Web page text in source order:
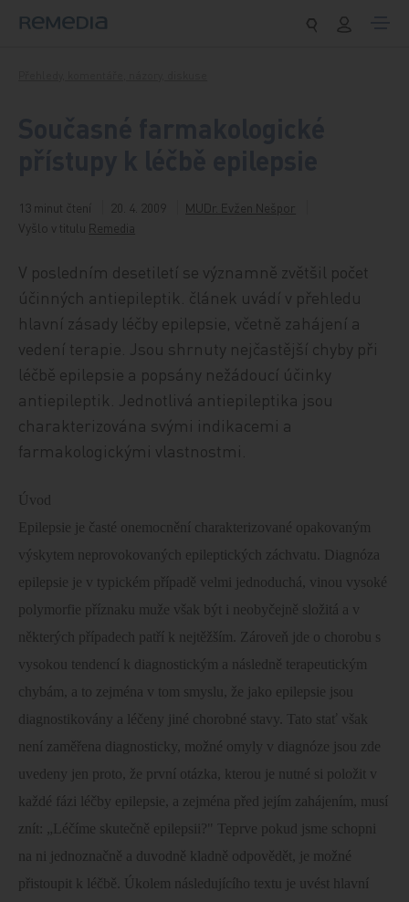
13 minut čtení 20. 4. 2009
MUDr. Evžen Nešpor
Vyšlo v titulu Remedia
V posledním desetiletí se významně zvětšil počet
účinných antiepileptik. článek uvádí v přehledu
hlavní zásady léčby epilepsie, včetně zahájení a
vedení terapie. Jsou shrnuty nejčastější chyby při
léčbě epilepsie a popsány nežádoucí účinky
antiepileptik. Jednotlivá antiepileptika jsou
charakterizována svými indikacemi a
farmakologickými vlastnostmi.
Úvod
Epilepsie je časté onemocnění charakterizované opakovaným
výskytem neprovokovaných epileptických záchvatu. Diagnóza
epilepsie je v typickém případě velmi jednoduchá, vinou vysoké
polymorfie příznaku muže však být i neobyčejně složitá a v
některých případech patří k nejtěžším. Zároveň jde o chorobu s
vysokou tendencí k diagnostickým a následně terapeutickým
chybám, a to zejména v tom smyslu, že jako epilepsie jsou
diagnostikovány a léčeny jiné chorobné stavy. Tato stať však
není zaměřena diagnosticky, možné omyly v diagnóze jsou zde
uvedeny jen proto, že první otázka, kterou je nutné si položit v
každé fázi léčby epilepsie, a zejména před jejím zahájením, musí
znít: „Léčíme skutečně epilepsii?" Teprve pokud jsme schopni
na ni jednoznačně a duvodně kladně odpovědět, je možné
přistoupit k léčbě. Úkolem následujícího textu je uvést hlavní